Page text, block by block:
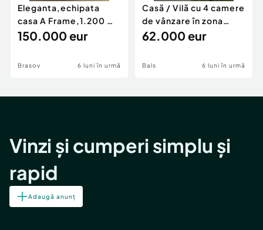
Eleganta,echipata
casa A Frame,1.200 mp
teren,deschidere Pia
150.000 eur
Brasov 6 luni în urmă
Casă / Vilă cu 4 camere
de vânzare în zona
Periferie
62.000 eur
Bals 6 luni în urmă
Vinzi și cumperi simplu și
rapid
Adaugă anunț